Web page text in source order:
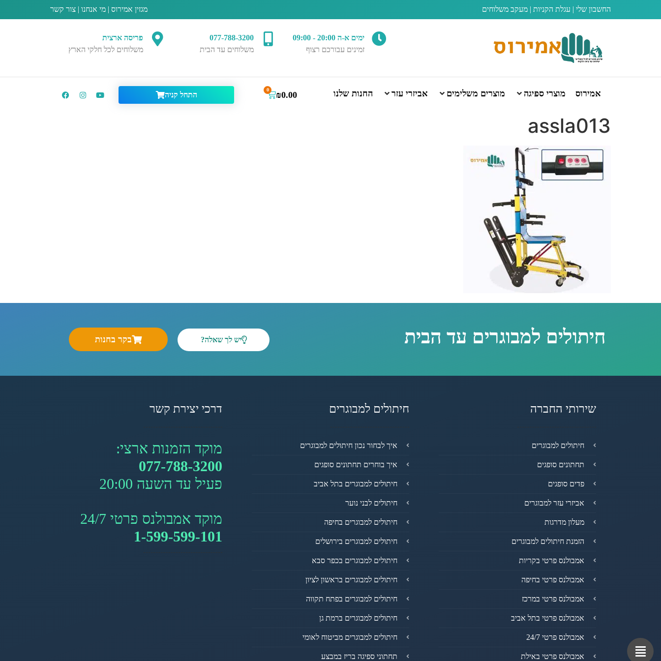
החשבון שלי | עגלת הקניות | מעקב משלוחים מגזין אמירוס | מי אנחנו | צור קשר
ימים א-ה 20:00 - 09:00
זמינים עבורכם רצוף
077-788-3200
משלוחים עד הבית
פריסה ארצית
משלוחים לכל חלקי הארץ
אמירוס מוצרי ספיגה מוצרים משלימים אביזרי עזר החנות שלנו ₪0.00
0
התחל קניה
assla013
חיתולים למבוגרים עד הבית יש לך שאלה? בקר בחנות
שירותי החברה
חיתולים למבוגרים
תחתונים סופגים
פדים סופגים
אביזרי עזר למבוגרים
מעלון מדרגות
הזמנת חיתולים למבוגרים
אמבולנס פרטי בקריות
אמבולנס פרטי בחיפה
אמבולנס פרטי במרכז
אמבולנס פרטי בתל אביב
אמבולנס פרטי 24/7
אמבולנס פרטי באילת
חיתולים למבוגרים
איך לבחור נכון חיתולים למבוגרים
איך בוחרים תחתונים סופגים
חיתולים למבוגרים בתל אביב
חיתולים לבני נוער
חיתולים למבוגרים בחיפה
חיתולים למבוגרים בירושלים
חיתולים למבוגרים בכפר סבא
חיתולים למבוגרים בראשון לציון
חיתולים למבוגרים בפתח תקווה
חיתולים למבוגרים ברמת גן
חיתולים למבוגרים מביטוח לאומי
תחתוני ספיגה בריז במבצע
דרכי יצירת קשר
מוקד הזמנות ארצי:
077-788-3200
פעיל עד השעה 20:00
מוקד אמבולנס פרטי 24/7
1-599-599-101